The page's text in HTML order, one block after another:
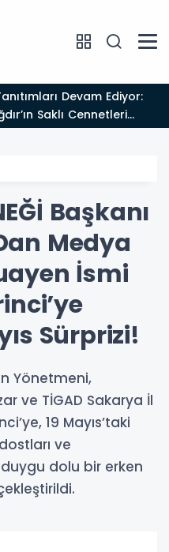
Saklı Cennetleri
Bekliyor
Başkanı
Medya
İsmi
Sürprizi!
Yönetmeni,
ve TİGAD Sakarya İl
19 Mayıs’taki
ve
dolu bir erken